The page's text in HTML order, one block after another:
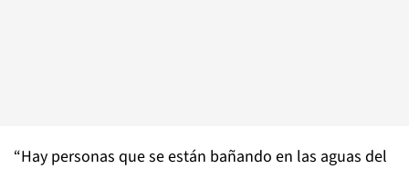
“Hay personas que se están bañando en las aguas del